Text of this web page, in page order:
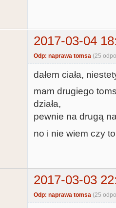
2017-03-04
Odp: naprawa tomsa (25
dałem ciała,
mam drugiego
działa,
pewnie na drugą
no i nie wiem czy
2017-03-03
Odp: naprawa tomsa (25